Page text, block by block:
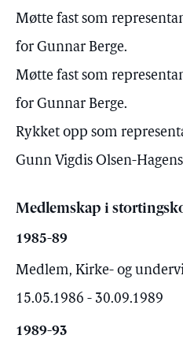
Møtte fast som
for Gunnar Berge.
Møtte fast som
for Gunnar Berge.
Rykket opp som
Gunn Vigdis Olsen-
Medlemskap i
1985-89
Medlem, Kirke- og
15.05.1986 - 30.09.1989
1989-93